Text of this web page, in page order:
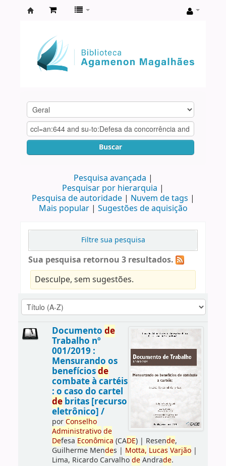
Agamenon
Magalhães
Buscar
Pesquisa avançada
Pesquisar por hierarquia
Pesquisa de autoridade
Nuvem de tags
Mais popular
Sugestões de aquisição
Filtre sua pesquisa
Sua pesquisa retornou 3 resultados.
Desculpe, sem sugestões.
Documento de
Trabalho nº
001/2019 :
Mensurando os
benefíciosde
combate à cartéis
: o caso do cartel
debritas [recurso
eletrônico] /
porConselho
Administrativo de
Defesa Econômica (CADE)| Resende,
Guilherme Mendes | Motta, Lucas Varjão|
Lima, Ricardo CarvalhodeAndrade.